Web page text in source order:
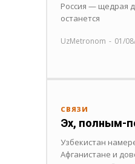
Россия — щедрая
останется
UzMetronom - 01/
СВЯЗИ
Эх, полным-
Узбекистан
Афганистане и